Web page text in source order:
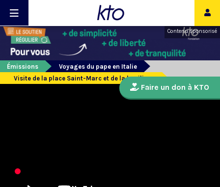
Contenu sponsorisé
Émissions
Voyages du pape en Italie
Visite de la place Saint-Marc et de la basilique
Faire un don à KTO